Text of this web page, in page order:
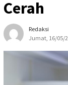
Cerah
Redaksi
Jumat, 16/05/